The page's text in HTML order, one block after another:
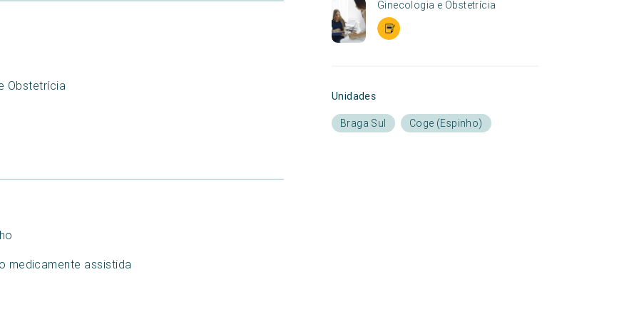
Obstetrícia
medicamente assistida
Ginecologia e Obstetrícia
Unidades
Braga Sul Coge (Espinho)